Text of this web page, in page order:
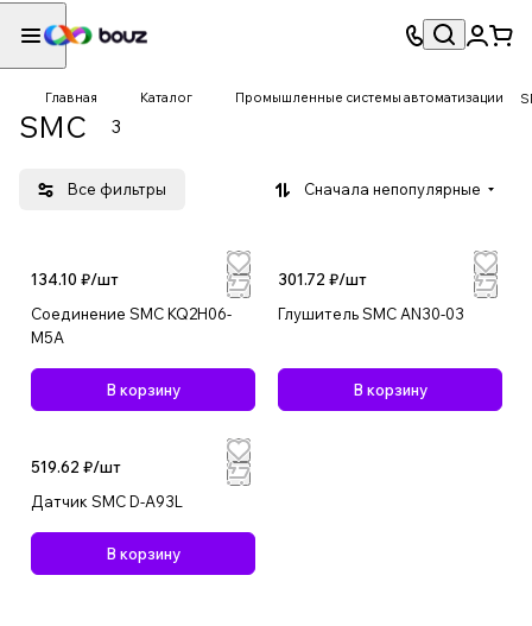
Главная Каталог Промышленные системы автоматизации
SMC 3
Все фильтры Сначала непопулярные
134.10 ₽/шт
Соединение SMC KQ2H06-
M5A
В корзину
301.72 ₽/шт
Глушитель SMC AN30-03
В корзину
519.62 ₽/шт
Датчик SMC D-A93L
В корзину